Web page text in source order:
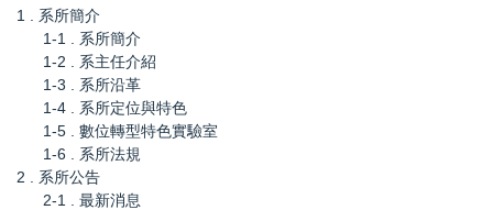
1 . 系所簡介
1-1 . 系所簡介
1-2 . 系主任介紹
1-3 . 系所沿革
1-4 . 系所定位與特色
1-5 . 數位轉型特色實驗室
1-6 . 系所法規
2 . 系所公告
2-1 . 最新消息